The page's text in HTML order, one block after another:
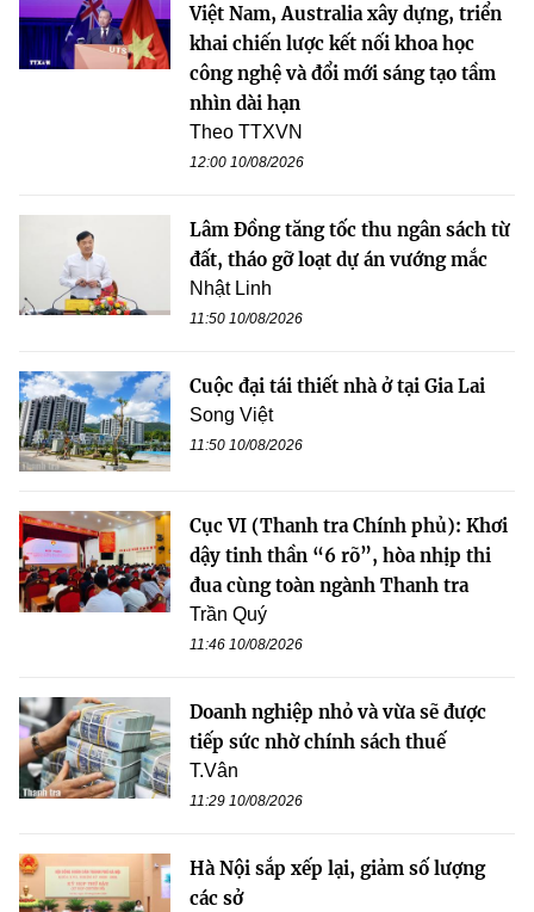
Việt Nam, Australia xây dựng, triển
khai chiến lược kết nối khoa học
công nghệ và đổi mới sáng tạo tầm
nhìn dài hạn
Theo TTXVN
12:00 10/08/2026
Lâm Đồng tăng tốc thu ngân sách từ
đất, tháo gỡ loạt dự án vướng mắc
Nhật Linh
11:50 10/08/2026
Cuộc đại tái thiết nhà ở tại Gia Lai
Song Việt
11:50 10/08/2026
Cục VI (Thanh tra Chính phủ): Khơi
dậy tinh thần “6 rõ”, hòa nhịp thi
đua cùng toàn ngành Thanh tra
Trần Quý
11:46 10/08/2026
Doanh nghiệp nhỏ và vừa sẽ được
tiếp sức nhờ chính sách thuế
T.Vân
11:29 10/08/2026
Hà Nội sắp xếp lại, giảm số lượng
các sở